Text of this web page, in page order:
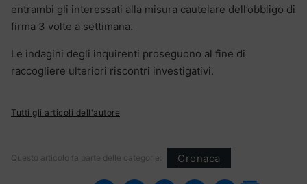
entrambi gli interessati alla misura cautelare dell’obbligo di
firma 3 volte a settimana.
Le indagini degli inquirenti proseguono al fine di
raccogliere ulteriori riscontri investigativi.
Tutti gli articoli dell'autore
Questo articolo fa parte delle categorie: Cronaca